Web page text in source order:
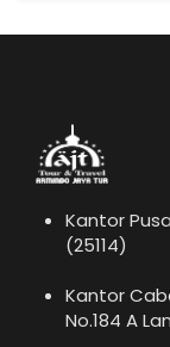
Kantor
(25114)
Kantor
No.184 A